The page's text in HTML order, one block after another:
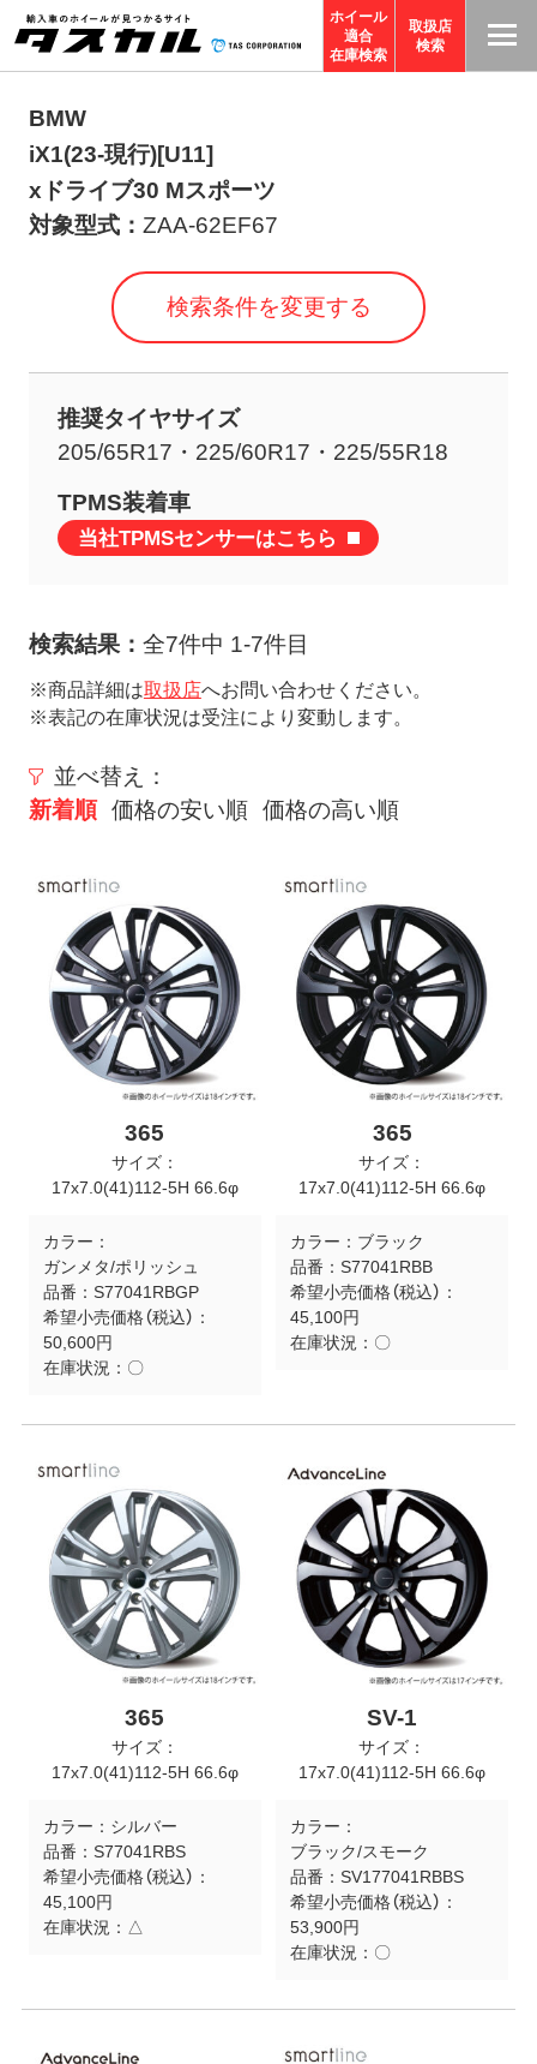
ホイール
適合
在庫検索
取扱店
検索
BMW
iX1(23-現行)[U11]
xドライブ30 Mスポーツ
対象型式： ZAA-62EF67
検索条件を変更する
推奨タイヤサイズ
205/65R17・225/60R17・225/55R18
TPMS装着車
当社TPMSセンサーはこちら
検索結果： 全7件中 1-7件目
※商品詳細は取扱店へお問い合わせください。
※表記の在庫状況は受注により変動します。
並べ替え：
新着順 価格の安い順 価格の高い順
365
サイズ：
17x7.0(41)112-5H 66.6φ
カラー：
ガンメタ/ポリッシュ
品番： S77041RBGP
希望小売価格（税込）：
50,600円
在庫状況： 〇
365
サイズ：
17x7.0(41)112-5H 66.6φ
カラー： ブラック
品番： S77041RBB
希望小売価格（税込）：
45,100円
在庫状況： 〇
365
サイズ：
17x7.0(41)112-5H 66.6φ
カラー： シルバー
品番： S77041RBS
希望小売価格（税込）：
45,100円
在庫状況： △
SV-1
サイズ：
17x7.0(41)112-5H 66.6φ
カラー：
ブラック/スモーク
品番： SV177041RBBS
希望小売価格（税込）：
53,900円
在庫状況： 〇
T